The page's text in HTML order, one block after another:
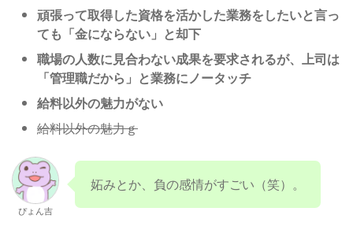
頑張って取得した資格を活かした業務をしたいと言っ
ても「金にならない」と却下
職場の人数に見合わない成果を要求されるが、上司は
「管理職だから」と業務にノータッチ
給料以外の魅力がない
給料以外の魅力ｇ
ぴょん吉
妬みとか、負の感情がすごい（笑）。